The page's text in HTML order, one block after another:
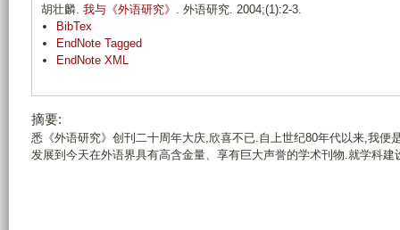
胡壮麟. 我与《外语研究》 . 外语研究. 2004;(1):2-3.
BibTex
EndNote Tagged
EndNote XML
摘要:
悉《外语研究》创刊二十周年大庆,欣喜不已.自上世纪80年代以来,我
发展到今天在外语界具有高含金量、享有巨大声誉的学术刊物.就学科